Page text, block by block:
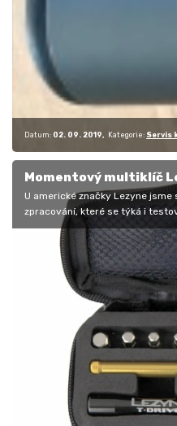
Datum: 02. 09. 2019 Kategorie: Servis
Momentový multiklíč
U americké značky Lezyne jsme
zpracování, které se týká i
Torque Drive. Jak je z…